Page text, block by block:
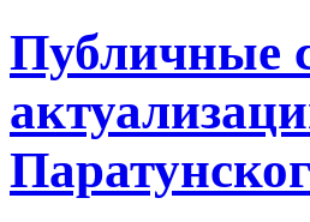
Публичные